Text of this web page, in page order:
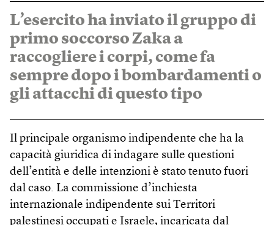
L’esercito ha inviato il gruppo di
primo soccorso Zaka a
raccogliere i corpi, come fa
sempre dopo i bombardamenti o
gli attacchi di questo tipo
Il principale organismo indipendente che ha la
capacità giuridica di indagare sulle questioni
dell’entità e delle intenzioni è stato tenuto fuori
dal caso. La commissione d’inchiesta
internazionale indipendente sui Territori
palestinesi occupati e Israele, incaricata dal